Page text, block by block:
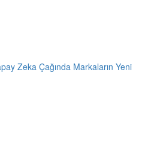
Zeka Çağında Markaların Yeni